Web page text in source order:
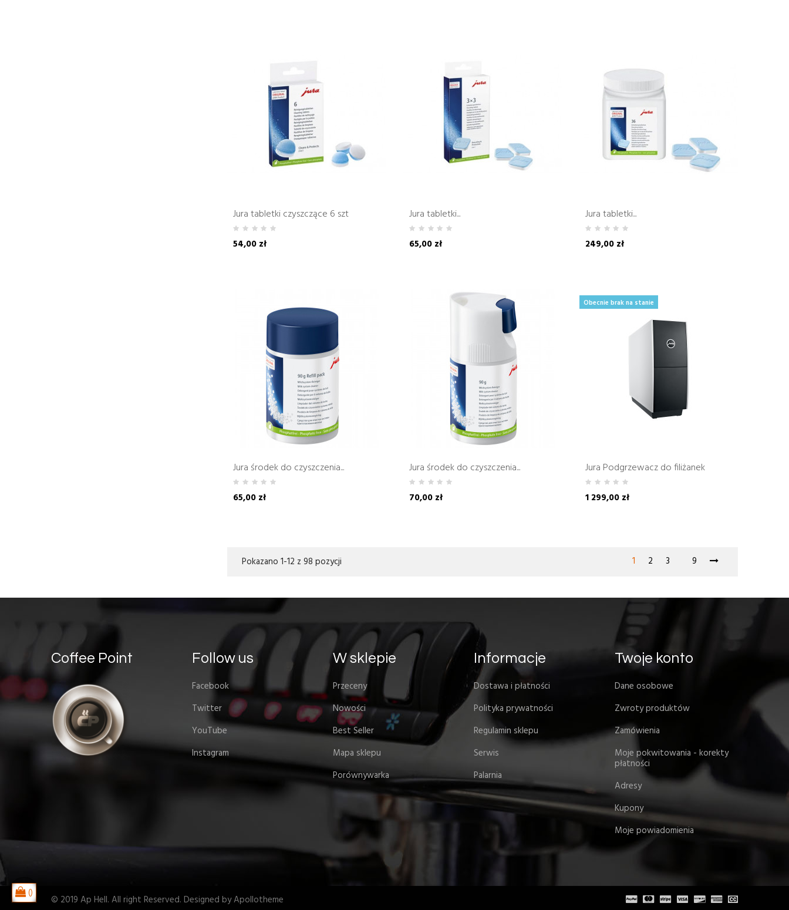
Jura tabletki czyszczące 6 szt
54,00 zł
Jura tabletki...
65,00 zł
Jura tabletki...
249,00 zł
Jura środek do czyszczenia...
65,00 zł
Jura środek do czyszczenia...
70,00 zł
Obecnie brak na stanie
Jura Podgrzewacz do filiżanek
1 299,00 zł
Pokazano 1-12 z 98 pozycji 1 2 3 9
Coffee Point Follow us
Facebook
Twitter
YouTube
Instagram
W sklepie
Przeceny
Nowości
Best Seller
Mapa sklepu
Porównywarka
Informacje
Dostawa i płatności
Polityka prywatności
Regulamin sklepu
Serwis
Palarnia
Twoje konto
Dane osobowe
Zwroty produktów
Zamówienia
Moje pokwitowania - korekty
płatności
Adresy
Kupony
Moje powiadomienia
© 2019 Ap Hell. All right Reserved. Designed by Apollotheme